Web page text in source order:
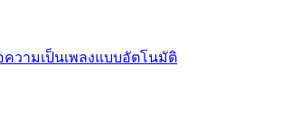
ความเป็นเพลงแบบอัตโนมัติ